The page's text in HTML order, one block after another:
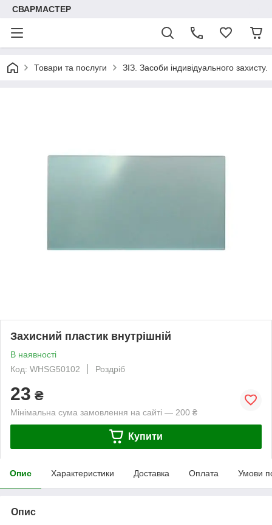
СВАРМАСТЕР
Товари та послуги ЗІЗ. Засоби індивідуального захисту.
Захисний пластик внутрішній
В наявності
Код: WHSG50102
Роздріб
23 ₴
Мінімальна сума замовлення на сайті — 200 ₴
Купити
Опис Характеристики Доставка Оплата Умови
Опис